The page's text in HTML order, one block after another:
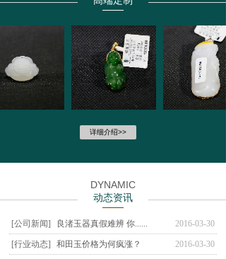
详细介绍>>
DYNAMIC
动态资讯
[公司新闻] 良渚玉器真假难辨 你...... 2016-03-30
[行业动态] 和田玉价格为何疯涨？ 2016-03-30